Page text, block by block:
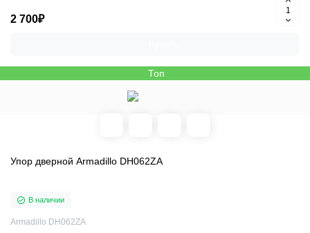
2 700₽
Топ
Упор дверной Armadillo DH062ZA
В наличии
Armadillo DH062ZA